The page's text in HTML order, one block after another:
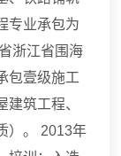
专业承包为
浙江省围海
包壹级施工
筑工程、
）。 2013年